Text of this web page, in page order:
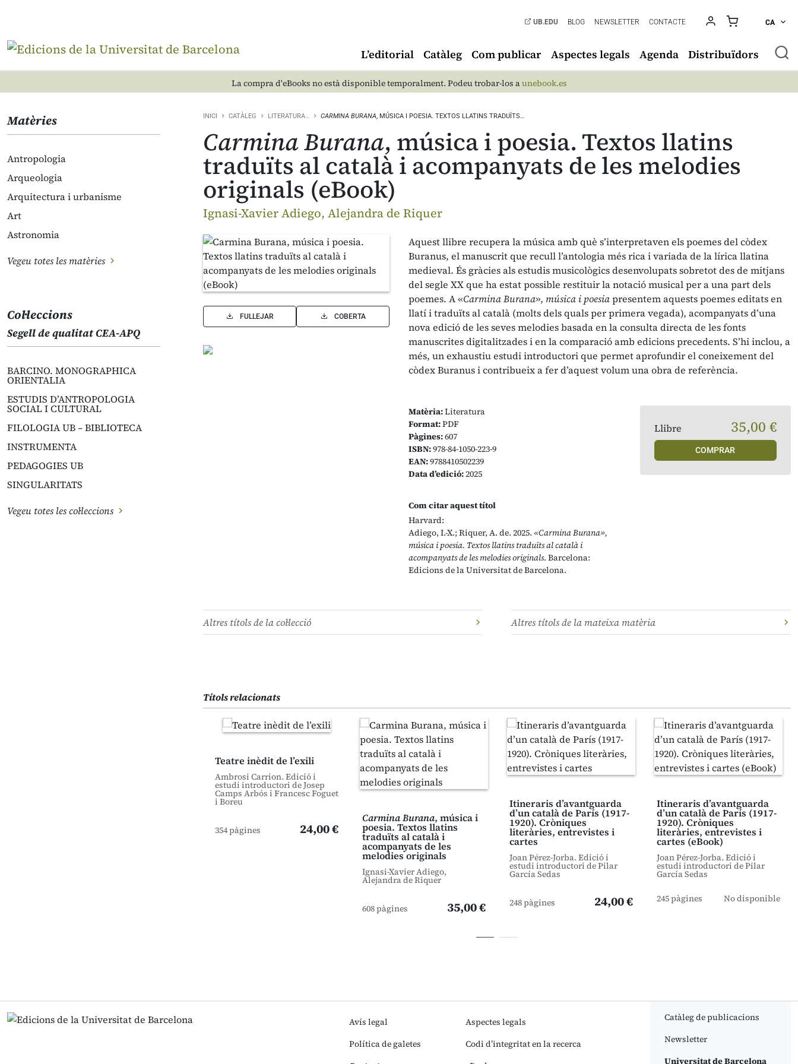
UB.EDU BLOG NEWSLETTER CONTACTE CA
L’editorial Catàleg Com publicar Aspectes legals Agenda Distribuïdors
La compra d'eBooks no està disponible temporalment. Podeu trobar-los aunebook.es
Matèries
Antropologia
Arqueologia
Arquitectura i urbanisme
Art
Astronomia
Vegeu totes les matèries
Col·leccions
Segell de qualitat CEA-APQ
BARCINO. MONOGRAPHICA
ORIENTALIA
ESTUDIS D’ANTROPOLOGIA
SOCIAL I CULTURAL
FILOLOGIA UB – BIBLIOTECA
INSTRUMENTA
PEDAGOGIES UB
SINGULARITATS
Vegeu totes les col·leccions
INICI CATÀLEG LITERATURA… CARMINA BURANA, MÚSICA I POESIA. TEXTOS LLATINS TRADUÏTS…
Carmina Burana, música i poesia. Textos llatins
traduïts al català i acompanyats de les melodies
originals (eBook)
Ignasi-Xavier Adiego, Alejandra de Riquer
FULLEJAR COBERTA
Aquest llibre recupera la música amb què s’interpretaven els poemes del còdex
Buranus, el manuscrit que recull l’antologia més rica i variada de la lírica llatina
medieval. És gràcies als estudis musicològics desenvolupats sobretot des de mitjans
del segle XX que ha estat possible restituir la notació musical per a una part dels
poemes. A «Carmina Burana», música i poesiapresentem aquests poemes editats en
llatí i traduïts al català (molts dels quals per primera vegada), acompanyats d’una
nova edició de les seves melodies basada en la consulta directa de les fonts
manuscrites digitalitzades i en la comparació amb edicions precedents. S’hi inclou, a
més, un exhaustiu estudi introductori que permet aprofundir el coneixement del
còdex Buranus i contribueix a fer d’aquest volum una obra de referència.
Matèria:Literatura
Format:PDF
Pàgines:607
ISBN:978-84-1050-223-9
EAN:9788410502239
Data d’edició:2025
Com citar aquest títol
Harvard:
Adiego, I.-X.; Riquer, A. de. 2025. «Carmina Burana»,
música i poesia. Textos llatins traduïts al català i
acompanyats de les melodies originals. Barcelona:
Edicions de la Universitat de Barcelona.
Llibre 35,00 €
COMPRAR
Altres títols de la col·lecció Altres títols de la mateixa matèria
Títols relacionats
Teatre inèdit de l’exili
Ambrosi Carrion. Edició i
estudi introductori de Josep
Camps Arbós i Francesc Foguet
i Boreu
354 pàgines 24,00 €
Carmina Burana, música i
poesia. Textos llatins
traduïts al català i
acompanyats de les
melodies originals
Ignasi-Xavier Adiego,
Alejandra de Riquer
608 pàgines 35,00 €
Itineraris d’avantguarda
d’un català de París (1917-
1920). Cròniques
literàries, entrevistes i
cartes
Joan Pérez-Jorba. Edició i
estudi introductori de Pilar
García Sedas
248 pàgines 24,00 €
Itineraris d’avantguarda
d’un català de París (1917-
1920). Cròniques
literàries, entrevistes i
cartes (eBook)
Joan Pérez-Jorba. Edició i
estudi introductori de Pilar
García Sedas
245 pàgines No disponible
Avís legal
Política de galetes
Aspectes legals
Codi d’integritat en la recerca
Catàleg de publicacions
Newsletter
Universitat de Barcelona